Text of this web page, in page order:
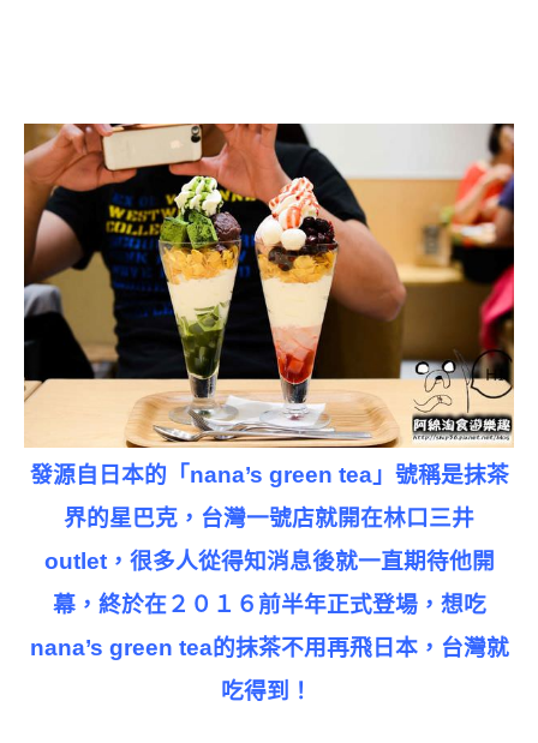
發源自日本的「nana’s green tea」號稱是抹茶
界的星巴克，台灣一號店就開在林口三井
outlet，很多人從得知消息後就一直期待他開
幕，終於在２０１６前半年正式登場，想吃
nana’s green tea的抹茶不用再飛日本，台灣就
吃得到！